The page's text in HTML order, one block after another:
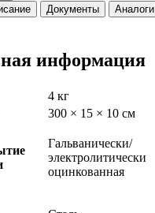
Документы
Аналоги
информация
4 кг
300 × 15 × 10 см
Гальванически/
электролитически
оцинкованная